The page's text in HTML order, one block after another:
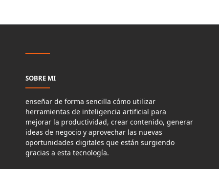
SOBRE MI
enseñar de forma sencilla cómo utilizar
herramientas de inteligencia artificial para
mejorar la productividad, crear contenido, generar
ideas de negocio y aprovechar las nuevas
oportunidades digitales que están surgiendo
gracias a esta tecnología.